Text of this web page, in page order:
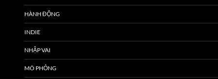
HÀNH ĐỘNG
INDIE
NHẬP VAI
MÔ PHỎNG